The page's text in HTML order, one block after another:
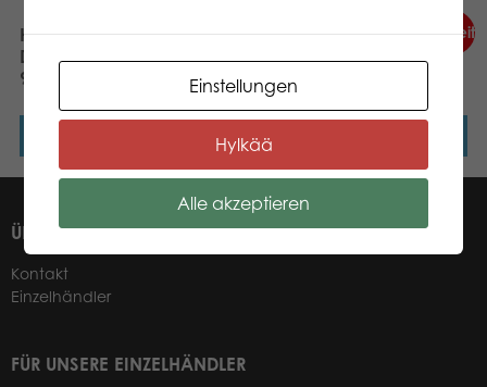
Heros Constructor
Doppeldeckerflugzeug
90 Teile
Neuheit
Heros Play and Learn
Stapelpuzzle Figuren
ÜBER UNS
Kontakt
Einzelhändler
FÜR UNSERE EINZELHÄNDLER
Einstellungen
Hylkää
Alle akzeptieren